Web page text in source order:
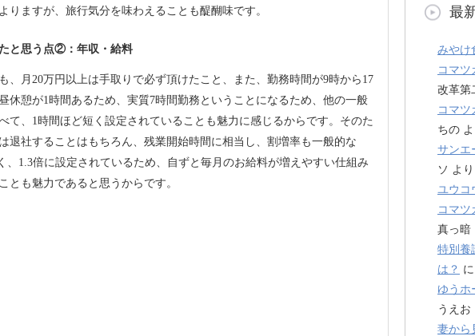
りますが、旅行気分を味わえることも醍醐味です。
と思う点②：年収・給料
、月20万円以上は手取りで必ず頂けたこと、また、勤務時間が9時から17
休憩が1時間あるため、実質7時間勤務ということになるため、他の一般
て、1時間ほど短く設定されていることも魅力に感じるからです。そのた
退社することはもちろん、残業開始時間に相当し、割増率も一般的な
、1.3倍に設定されているため、自ずと毎月のお給料が増えやすい仕組み
とも魅力であると思うからです。
最
みやけ
コマツ
改革第
コマツ
ちの
サンエ
ソ より
ユウコ
コマツ
真っ暗
特別養
は？
ゆうホ
うえお
妻から